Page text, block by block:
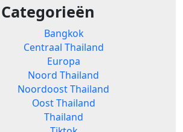
Categorieën
Bangkok
Centraal Thailand
Europa
Noord Thailand
Noordoost Thailand
Oost Thailand
Thailand